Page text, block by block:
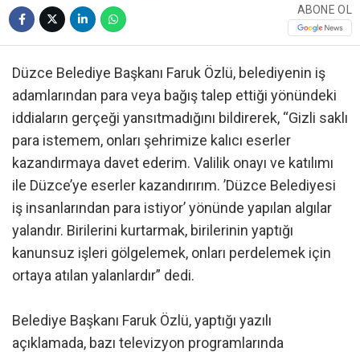
ABONE OL
Düzce Belediye Başkanı Faruk Özlü, belediyenin iş
adamlarından para veya bağış talep ettiği yönündeki
iddiaların gerçeği yansıtmadığını bildirerek, “Gizli saklı
para istemem, onları şehrimize kalıcı eserler
kazandırmaya davet ederim. Valilik onayı ve katılımı
ile Düzce’ye eserler kazandırırım. ’Düzce Belediyesi
iş insanlarından para istiyor’ yönünde yapılan algılar
yalandır. Birilerini kurtarmak, birilerinin yaptığı
kanunsuz işleri gölgelemek, onları perdelemek için
ortaya atılan yalanlardır” dedi.
Belediye Başkanı Faruk Özlü, yaptığı yazılı
açıklamada, bazı televizyon programlarında